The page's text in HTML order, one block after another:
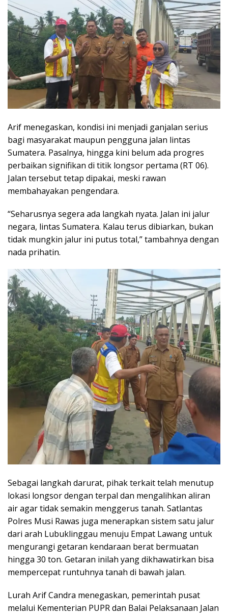
Arif menegaskan, kondisi ini menjadi ganjalan serius
bagi masyarakat maupun pengguna jalan lintas
Sumatera. Pasalnya, hingga kini belum ada progres
perbaikan signifikan di titik longsor pertama (RT 06).
Jalan tersebut tetap dipakai, meski rawan
membahayakan pengendara.
“Seharusnya segera ada langkah nyata. Jalan ini jalur
negara, lintas Sumatera. Kalau terus dibiarkan, bukan
tidak mungkin jalur ini putus total,” tambahnya dengan
nada prihatin.
Sebagai langkah darurat, pihak terkait telah menutup
lokasi longsor dengan terpal dan mengalihkan aliran
air agar tidak semakin menggerus tanah. Satlantas
Polres Musi Rawas juga menerapkan sistem satu jalur
dari arah Lubuklinggau menuju Empat Lawang untuk
mengurangi getaran kendaraan berat bermuatan
hingga 30 ton. Getaran inilah yang dikhawatirkan bisa
mempercepat runtuhnya tanah di bawah jalan.
Lurah Arif Candra menegaskan, pemerintah pusat
melalui Kementerian PUPR dan Balai Pelaksanaan Jalan